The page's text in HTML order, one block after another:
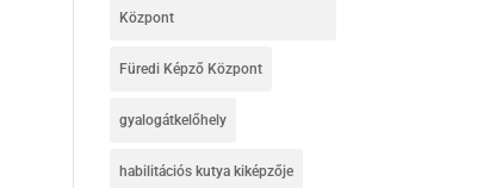
Központ
Füredi Képző Központ
gyalogátkelőhely
habilitációs kutya kiképzője